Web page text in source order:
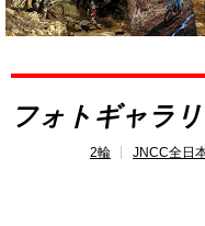
レース開催スケジュ
フォトギャラ
2輪 JNCC全日